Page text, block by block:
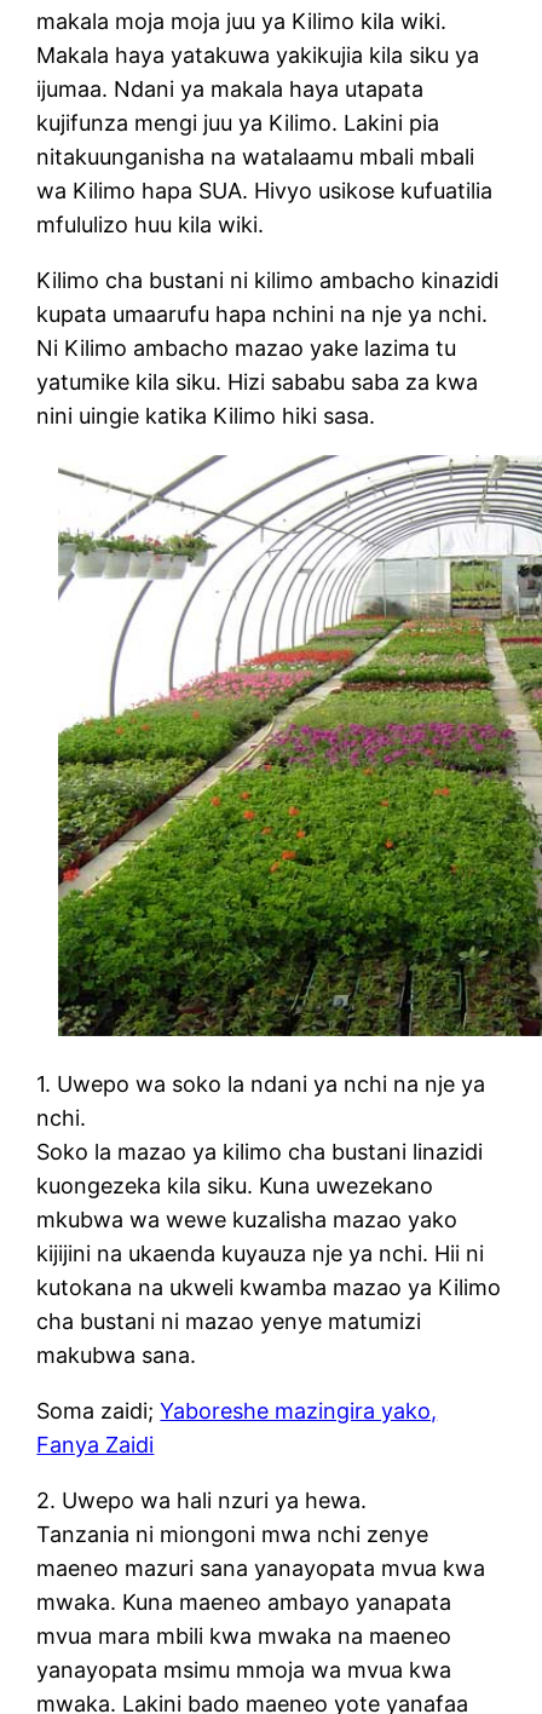
makala moja moja juu ya Kilimo kila wiki.
Makala haya yatakuwa yakikujia kila siku ya
ijumaa. Ndani ya makala haya utapata
kujifunza mengi juu ya Kilimo. Lakini pia
nitakuunganisha na watalaamu mbali mbali
wa Kilimo hapa SUA. Hivyo usikose kufuatilia
mfululizo huu kila wiki.
Kilimo cha bustani ni kilimo ambacho kinazidi
kupata umaarufu hapa nchini na nje ya nchi.
Ni Kilimo ambacho mazao yake lazima tu
yatumike kila siku. Hizi sababu saba za kwa
nini uingie katika Kilimo hiki sasa.
1. Uwepo wa soko la ndani ya nchi na nje ya
nchi.
Soko la mazao ya kilimo cha bustani linazidi
kuongezeka kila siku. Kuna uwezekano
mkubwa wa wewe kuzalisha mazao yako
kijijini na ukaenda kuyauza nje ya nchi. Hii ni
kutokana na ukweli kwamba mazao ya Kilimo
cha bustani ni mazao yenye matumizi
makubwa sana.
Soma zaidi;Yaboreshe mazingira yako,
Fanya Zaidi
2. Uwepo wa hali nzuri ya hewa.
Tanzania ni miongoni mwa nchi zenye
maeneo mazuri sana yanayopata mvua kwa
mwaka. Kuna maeneo ambayo yanapata
mvua mara mbili kwa mwaka na maeneo
yanayopata msimu mmoja wa mvua kwa
mwaka. Lakini bado maeneo yote yanafaa